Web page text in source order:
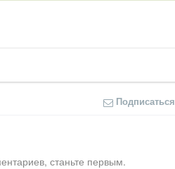
Подписаться
станьте первым.